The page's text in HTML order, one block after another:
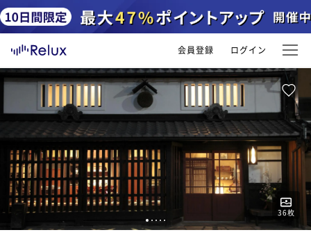
会員登録 ログイン
36枚
1 2 3 4 5